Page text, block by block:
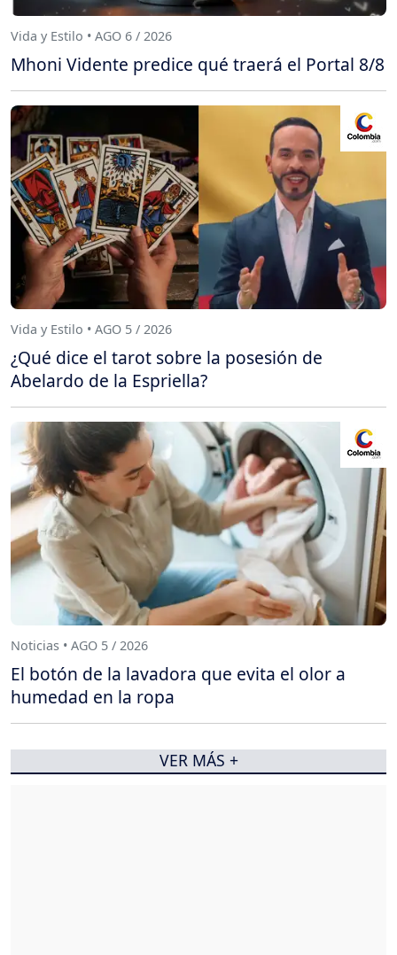
Vida y Estilo • AGO 6 / 2026
Mhoni Vidente predice qué traerá el Portal 8/8
Vida y Estilo • AGO 5 / 2026
¿Qué dice el tarot sobre la posesión de
Abelardo de la Espriella?
Noticias • AGO 5 / 2026
El botón de la lavadora que evita el olor a
humedad en la ropa
VER MÁS +